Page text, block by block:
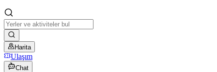
Harita
Ulaşım
Chat